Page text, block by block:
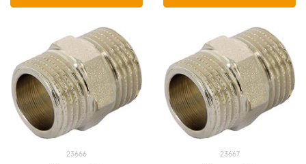
23666 23667